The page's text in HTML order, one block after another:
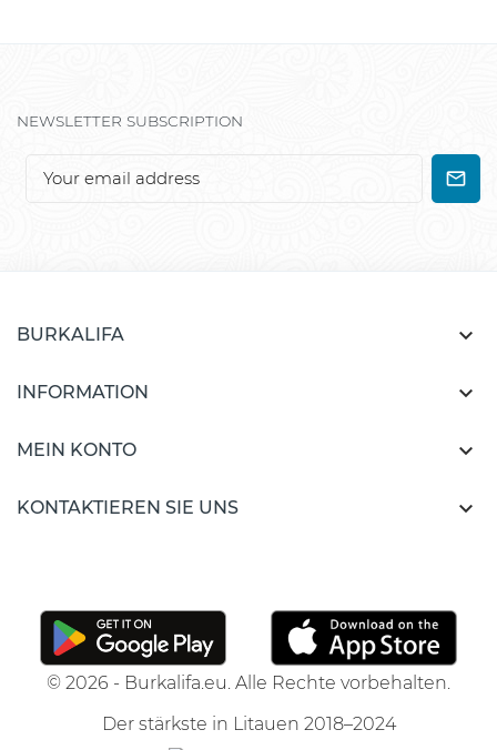
NEWSLETTER SUBSCRIPTION
BURKALIFA 
INFORMATION 
MEIN KONTO 
KONTAKTIEREN SIE UNS 
© 2026 - Burkalifa.eu. Alle Rechte vorbehalten.
Der stärkste in Litauen 2018–2024